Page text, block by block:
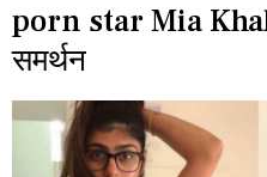
porn star Mia
समर्थन